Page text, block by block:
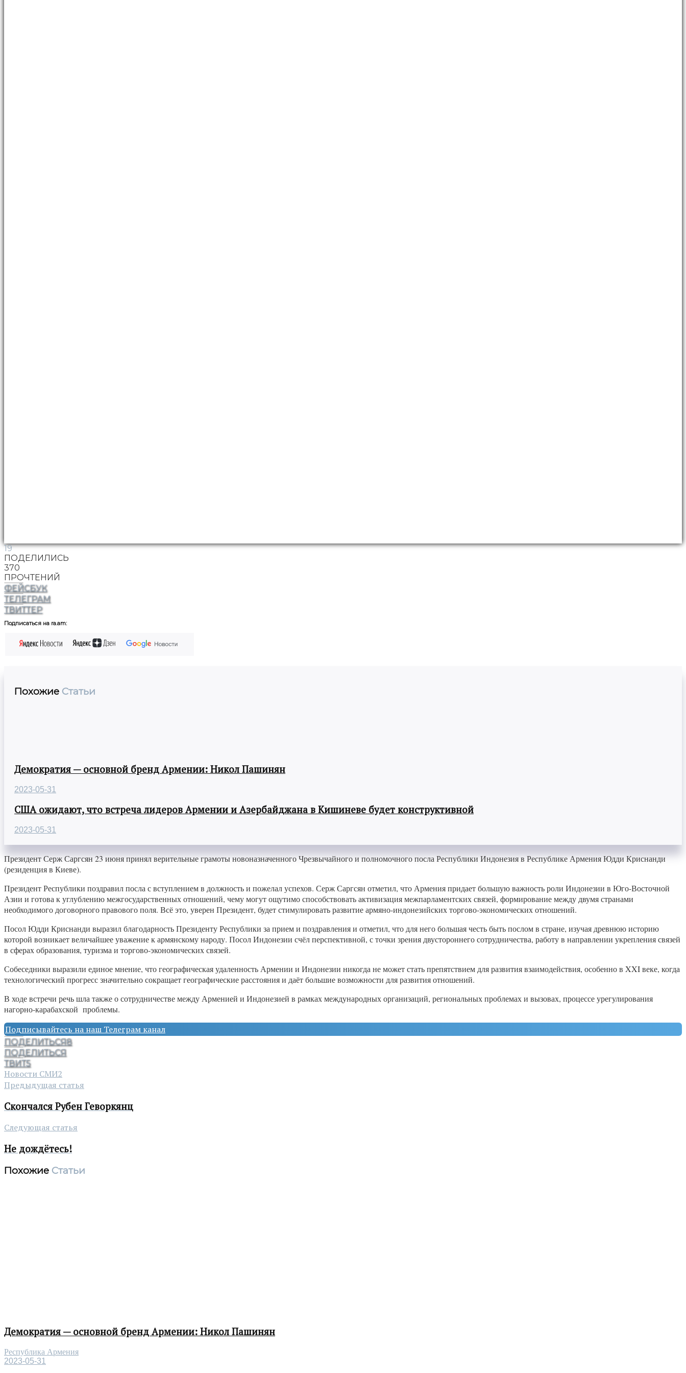
19
ПОДЕЛИЛИСЬ
370
ПРОЧТЕНИЙ
ФЕЙСБУК
ТЕЛЕГРАМ
ТВИТТЕР
Подписаться на ra.am:
Похожие Статьи
Демократия — основной бренд Армении: Никол Пашинян
2023-05-31
США ожидают, что встреча лидеров Армении и Азербайджана в Кишиневе будет конструктивной
2023-05-31
Президент Серж Саргсян 23 июня принял верительные грамоты новоназначенного Чрезвычайного и полномочного посла Республики Индонезия в Республике Армения Юдди Криснанди
(резиденция в Киеве).
Президент Республики поздравил посла с вступлением в должность и пожелал успехов. Серж Саргсян отметил, что Армения придает большую важность роли Индонезии в Юго-Восточной
Азии и готова к углублению межгосударственных отношений, чему могут ощутимо способствовать активизация межпарламентских связей, формирование между двумя странами
необходимого договорного правового поля. Всё это, уверен Президент, будет стимулировать развитие армяно-индонезийских торгово-экономических отношений.
Посол Юдди Криснанди выразил благодарность Президенту Республики за прием и поздравления и отметил, что для него большая честь быть послом в стране, изучая древнюю историю
которой возникает величайшее уважение к армянскому народу. Посол Индонезии счёл перспективной, с точки зрения двустороннего сотрудничества, работу в направлении укрепления связей
в сферах образования, туризма и торгово-экономических связей.
Собеседники выразили единое мнение, что географическая удаленность Армении и Индонезии никогда не может стать препятствием для развития взаимодействия, особенно в XXI веке, когда
технологический прогресс значительно сокращает географические расстояния и даёт большие возможности для развития отношений.
В ходе встречи речь шла также о сотрудничестве между Арменией и Индонезией в рамках международных организаций, региональных проблемах и вызовах, процессе урегулирования
нагорно-карабахской проблемы.
Подписывайтесь на наш Телеграм канал
ПОДЕЛИТЬСЯ8
ПОДЕЛИТЬСЯ
ТВИТ5
Новости СМИ2
Предыдущая статья
Скончался Рубен Геворкянц
Следующая статья
Не дождётесь!
Похожие Статьи
Демократия — основной бренд Армении: Никол Пашинян
Республика Армения
2023-05-31